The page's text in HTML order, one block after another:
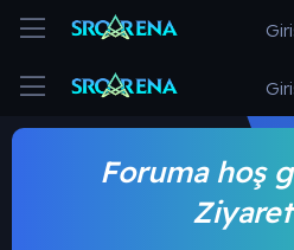
Foruma hoş